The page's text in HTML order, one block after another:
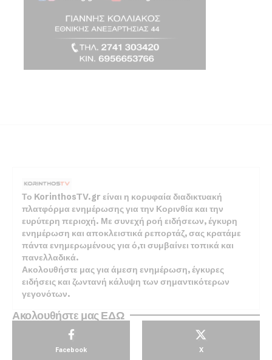
Το KorinthosTV.gr είναι η κορυφαία διαδικτυακή
πλατφόρμα ενημέρωσης για την Κορινθία και την
ευρύτερη περιοχή. Με συνεχή ροή ειδήσεων, έγκυρη
ενημέρωση και αποκλειστικά ρεπορτάζ, σας κρατάμε
πάντα ενημερωμένους για ό,τι συμβαίνει τοπικά και
πανελλαδικά.
Ακολουθήστε μας για άμεση ενημέρωση, έγκυρες
ειδήσεις και ζωντανή κάλυψη των σημαντικότερων
γεγονότων.
Ακολουθήστε μας ΕΔΩ
Facebook X